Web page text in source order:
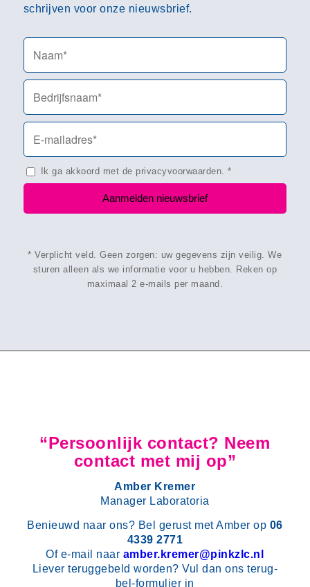
schrijven voor onze nieuwsbrief.
Ik ga akkoord met de privacyvoorwaarden.*
* Verplicht veld. Geen zorgen: uw gegevens zijn veilig. We
sturen alleen als we informatie voor u hebben. Reken op
maximaal 2 e-mails per maand.
“Persoonlijk contact? Neem
contact met mij op”
Amber Kremer
Manager Laboratoria
Benieuwd naar ons? Bel gerust met Amber op 06
4339 2771
Of e-mail naar amber.kremer@pinkzlc.nl
Liever teruggebeld worden? Vul dan ons terug-
bel-formulier in